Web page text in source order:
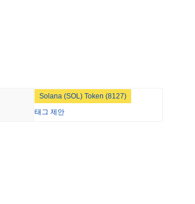
뒤처졌습니다. 이는 더 넓은 시장 모멘텀
이블코인에 베팅하며 3,800
Solana (SOL) Token (8127)
태그 제안